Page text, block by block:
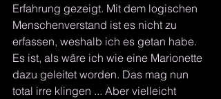
Erfahrung gezeigt. Mit dem logischen
Menschenverstand ist es nicht zu
erfassen, weshalb ich es getan habe.
Es ist, als wäre ich wie eine Marionette
dazu geleitet worden. Das mag nun
total irre klingen ... Aber vielleicht